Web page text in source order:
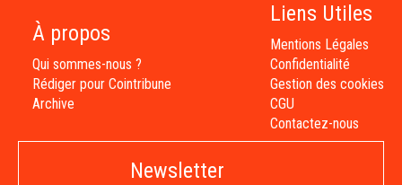
À propos
Qui sommes-nous ?
Rédiger pour Cointribune
Archive
Liens Utiles
Mentions Légales
Confidentialité
Gestion des cookies
CGU
Contactez-nous
Newsletter